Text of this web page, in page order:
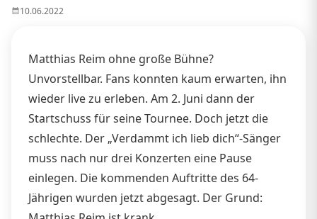
10.06.2022
Matthias Reim ohne große Bühne?
Unvorstellbar. Fans konnten kaum erwarten, ihn
wieder live zu erleben. Am 2. Juni dann der
Startschuss für seine Tournee. Doch jetzt die
schlechte. Der „Verdammt ich lieb dich“-Sänger
muss nach nur drei Konzerten eine Pause
einlegen. Die kommenden Auftritte des 64-
Jährigen wurden jetzt abgesagt. Der Grund: